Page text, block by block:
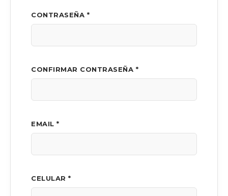
CONTRASEÑA *
CONFIRMAR CONTRASEÑA *
EMAIL *
CELULAR *